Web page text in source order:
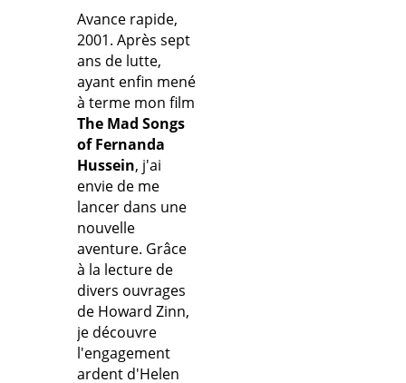
Avance rapide,
2001. Après sept
ans de lutte,
ayant enfin mené
à terme mon film
The Mad Songs
of Fernanda
Hussein, j'ai
envie de me
lancer dans une
nouvelle
aventure. Grâce
à la lecture de
divers ouvrages
de Howard Zinn,
je découvre
l'engagement
ardent d'Helen